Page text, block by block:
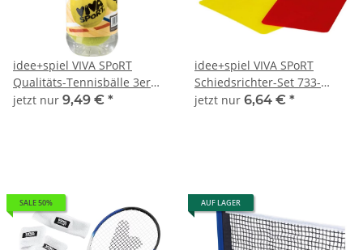
idee+spiel VIVA SPoRT
Qualitäts-Tennisbälle 3er
Set 742-74202
jetzt nur 9,49 € *
idee+spiel VIVA SPoRT
Schiedsrichter-Set 733-
24737
jetzt nur 6,64 € *
SALE 50% AUF LAGER